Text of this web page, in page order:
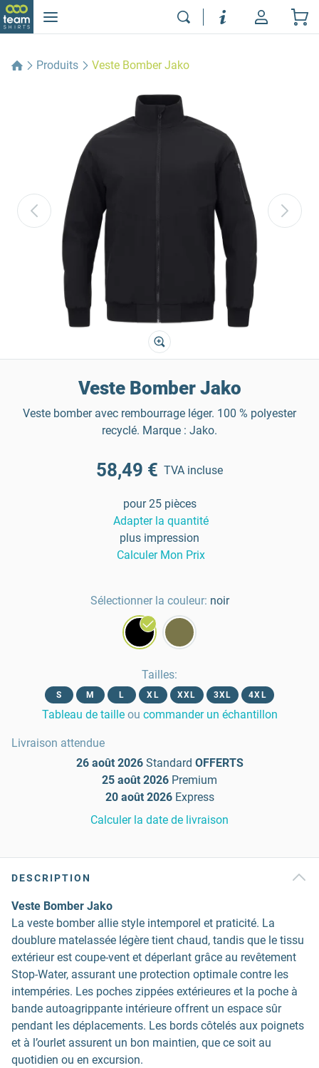
Produits Veste Bomber Jako
Veste Bomber Jako
Veste bomber avec rembourrage léger. 100 % polyester
recyclé. Marque : Jako.
58,49 € TVA incluse
pour 25 pièces
Adapter la quantité
plus impression
Calculer Mon Prix
Sélectionner la couleur: noir
Tailles:
S M L XL XXL 3XL 4XL
Tableau de taille ou commander un échantillon
Livraison attendue
26 août 2026 Standard OFFERTS
25 août 2026 Premium
20 août 2026 Express
Calculer la date de livraison
DESCRIPTION
Veste Bomber Jako
La veste bomber allie style intemporel et praticité. La
doublure matelassée légère tient chaud, tandis que le tissu
extérieur est coupe-vent et déperlant grâce au revêtement
Stop-Water, assurant une protection optimale contre les
intempéries. Les poches zippées extérieures et la poche à
bande autoagrippante intérieure offrent un espace sûr
pendant les déplacements. Les bords côtelés aux poignets
et à l’ourlet assurent un bon maintien, que ce soit au
quotidien ou en excursion.